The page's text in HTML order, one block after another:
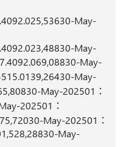
May-
May-
May-
May-
May-202501：
202501：
May-202501：
May-